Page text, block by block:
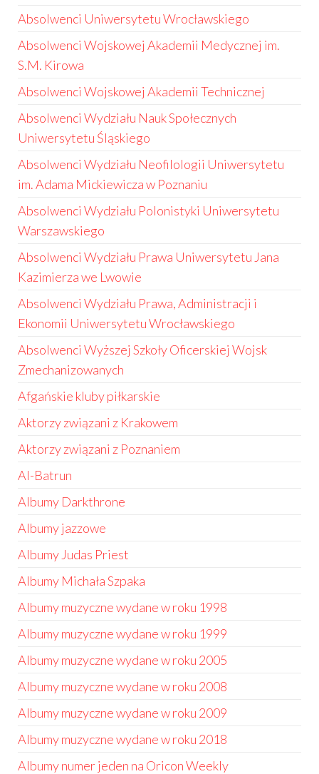
Absolwenci Uniwersytetu Wrocławskiego
Absolwenci Wojskowej Akademii Medycznej im.
S.M. Kirowa
Absolwenci Wojskowej Akademii Technicznej
Absolwenci Wydziału Nauk Społecznych
Uniwersytetu Śląskiego
Absolwenci Wydziału Neofilologii Uniwersytetu
im. Adama Mickiewicza w Poznaniu
Absolwenci Wydziału Polonistyki Uniwersytetu
Warszawskiego
Absolwenci Wydziału Prawa Uniwersytetu Jana
Kazimierza we Lwowie
Absolwenci Wydziału Prawa, Administracji i
Ekonomii Uniwersytetu Wrocławskiego
Absolwenci Wyższej Szkoły Oficerskiej Wojsk
Zmechanizowanych
Afgańskie kluby piłkarskie
Aktorzy związani z Krakowem
Aktorzy związani z Poznaniem
Al-Batrun
Albumy Darkthrone
Albumy jazzowe
Albumy Judas Priest
Albumy Michała Szpaka
Albumy muzyczne wydane w roku 1998
Albumy muzyczne wydane w roku 1999
Albumy muzyczne wydane w roku 2005
Albumy muzyczne wydane w roku 2008
Albumy muzyczne wydane w roku 2009
Albumy muzyczne wydane w roku 2018
Albumy numer jeden na Oricon Weekly